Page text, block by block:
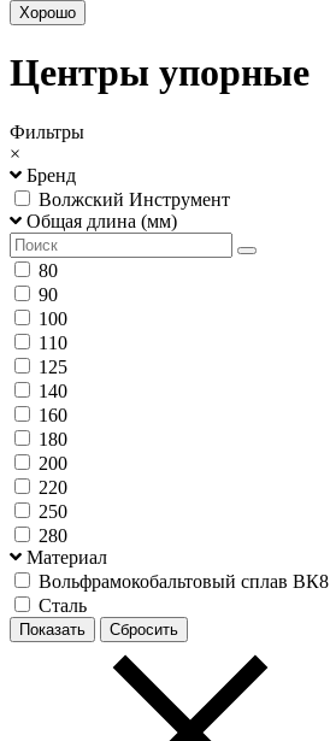
Хорошо
Центры упорные
Фильтры
×
Бренд
Волжский Инструмент
Общая длина (мм)
80
90
100
110
125
140
160
180
200
220
250
280
Материал
Вольфрамокобальтовый сплав ВК8
Сталь